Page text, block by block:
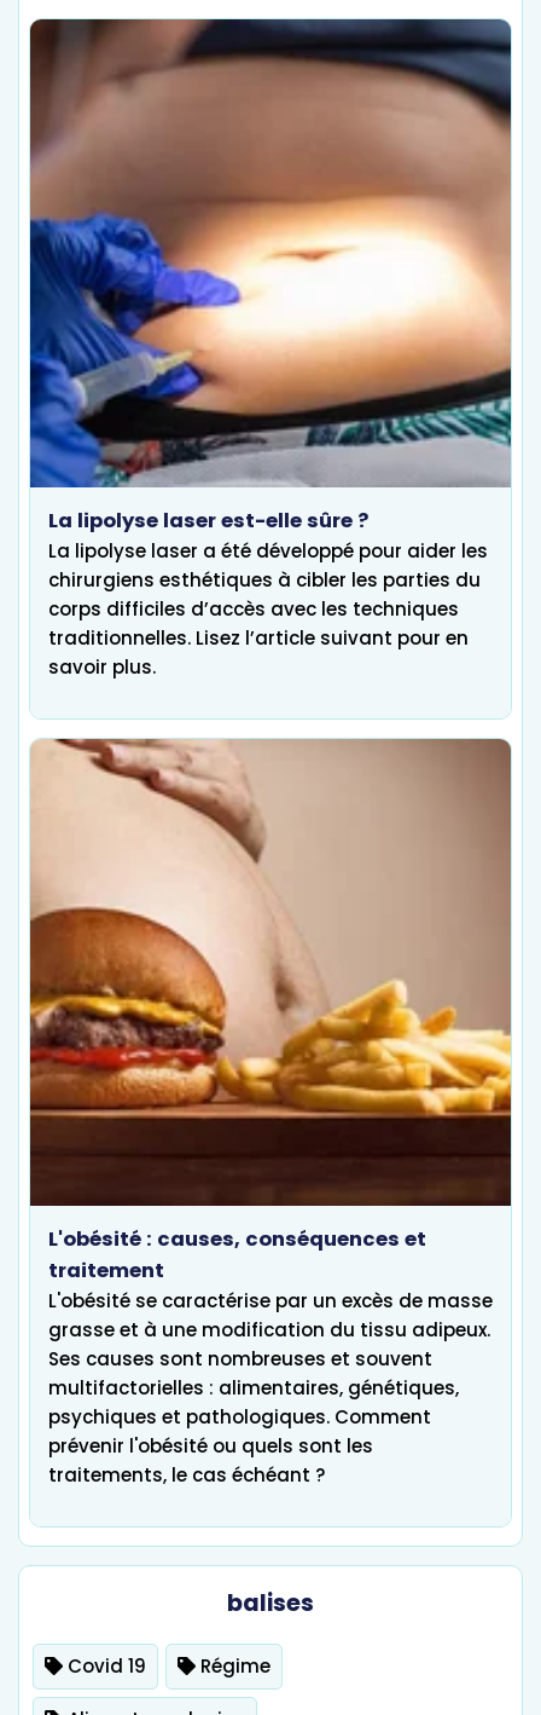
La lipolyse laser est-elle sûre ?
La lipolyse laser a été développé pour aider les
chirurgiens esthétiques à cibler les parties du
corps difficiles d’accès avec les techniques
traditionnelles. Lisez l’article suivant pour en
savoir plus.
L'obésité : causes, conséquences et
traitement
L'obésité se caractérise par un excès de masse
grasse et à une modification du tissu adipeux.
Ses causes sont nombreuses et souvent
multifactorielles : alimentaires, génétiques,
psychiques et pathologiques. Comment
prévenir l'obésité ou quels sont les
traitements, le cas échéant ?
balises
Covid 19 Régime